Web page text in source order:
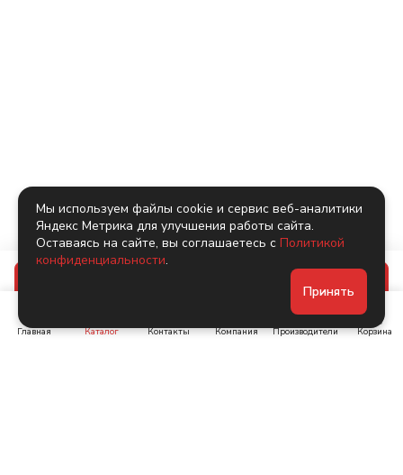
Главная Каталог Контакты Компания Производители Корзина
Мы используем файлы cookie и сервис веб-аналитики
Яндекс Метрика для улучшения работы сайта.
Оставаясь на сайте, вы соглашаетесь с Политикой
конфиденциальности.
Принять